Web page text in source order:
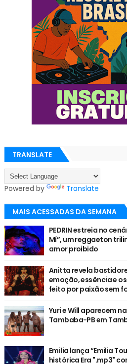
TRANSLATE
Powered by Translate
MAIS ACESSADAS DA SEMANA
PEDRIN estreia no
Mí”, um reggaeton
amor proibido
Anitta revela
emoção, essência e
feito por paixão sem
Yuri e Will aparecem
Tambaba-PB em
Emilia lança “Emilia
histórica Era ".mp3"